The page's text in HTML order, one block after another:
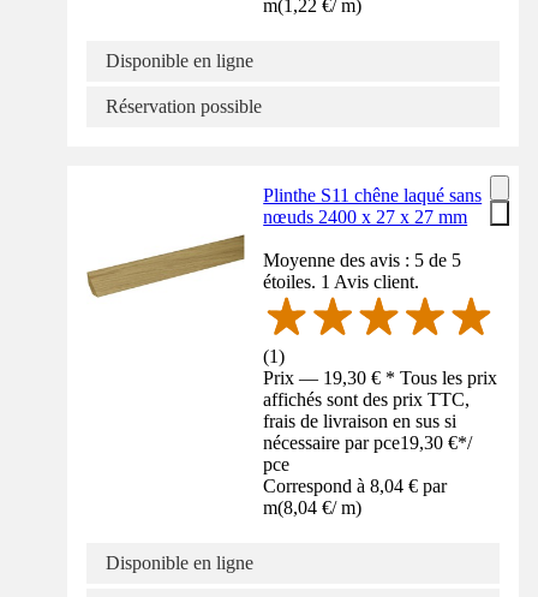
m(1,22 €/ m)
Disponible en ligne
Réservation possible
Plinthe S11 chêne laqué sans
nœuds 2400 x 27 x 27 mm
Moyenne des avis : 5 de 5
étoiles. 1 Avis client.
(1)
Prix — 19,30 € * Tous les prix
affichés sont des prix TTC,
frais de livraison en sus si
nécessaire par pce19,30 €*/
pce
Correspond à 8,04 € par
m(8,04 €/ m)
Disponible en ligne